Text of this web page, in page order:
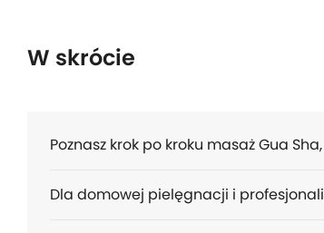
W skrócie
Poznasz krok po kroku masaż Gua
Dla domowej pielęgnacji i